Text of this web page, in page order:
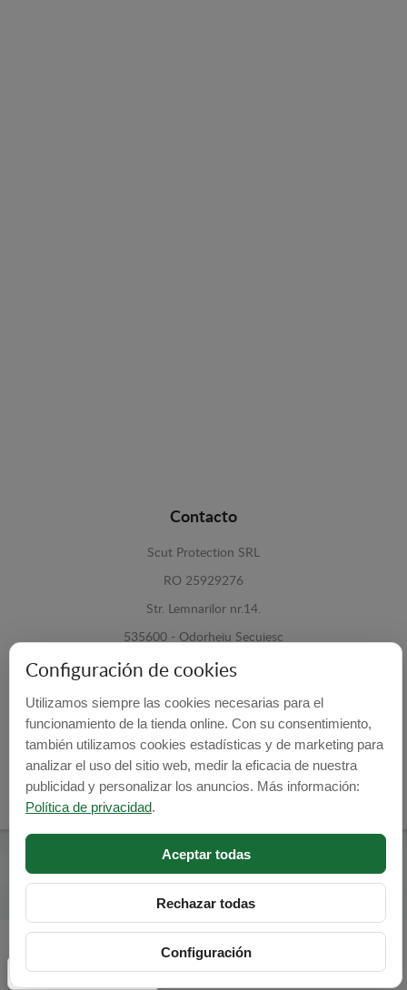
Contacto
Scut Protection SRL
RO 25929276
Str. Lemnarilor nr.14.
535600 - Odorheiu Secuiesc
Harghita, Romania
E-mail: info@cubrecarter.com
Site: www.cubrecarter.com
Cubre Carter -
Programed Bylokopi WEB
Configuración de cookies
Utilizamos siempre las cookies necesarias para el
funcionamiento de la tienda online. Con su consentimiento,
también utilizamos cookies estadísticas y de marketing para
analizar el uso del sitio web, medir la eficacia de nuestra
publicidad y personalizar los anuncios. Más información:
Política de privacidad.
Aceptar todas
Rechazar todas
Configuración
Configuración de cookies